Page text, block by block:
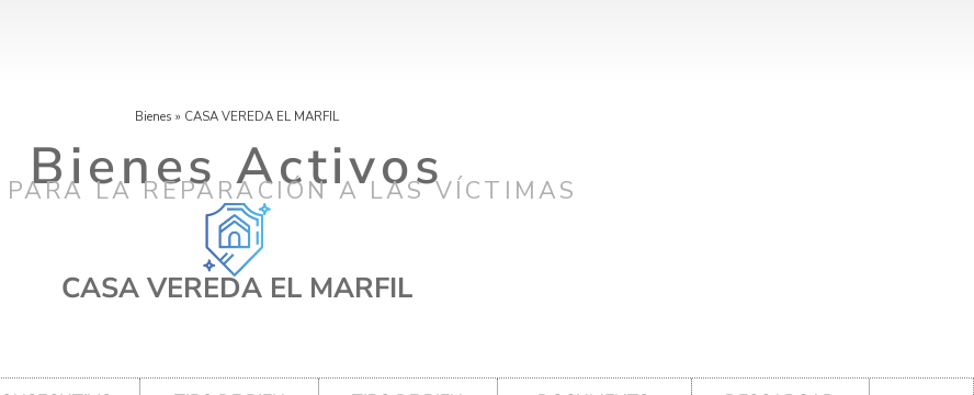
Bienes » CASA VEREDA EL MARFIL
Bienes Activos
PARA LA REPARACIÓN A LAS VÍCTIMAS
CASA VEREDA EL MARFIL